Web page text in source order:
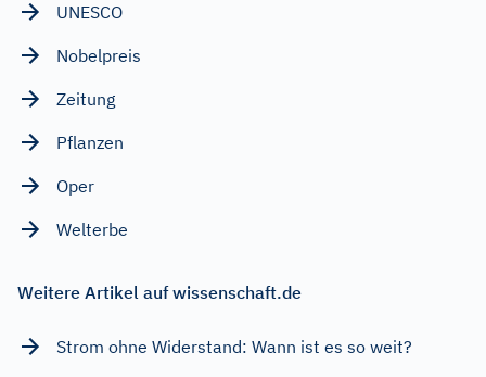
UNESCO
Nobelpreis
Zeitung
Pflanzen
Oper
Welterbe
Weitere Artikel auf wissenschaft.de
Strom ohne Widerstand: Wann ist es so weit?